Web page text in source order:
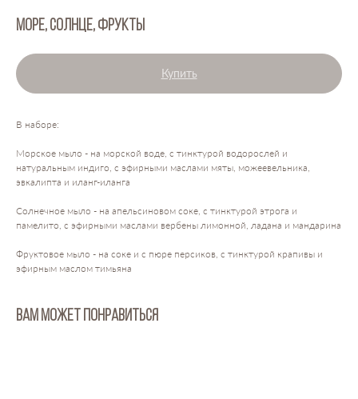
МОРЕ, СОЛНЦЕ, ФРУКТЫ
Купить
В наборе:
Морское мыло - на морской воде, с тинктурой водорослей и
натуральным индиго, с эфирными маслами мяты, можеевельника,
эвкалипта и иланг-иланга
Солнечное мыло - на апельсиновом соке, с тинктурой этрога и
памелито, с эфирными маслами вербены лимонной, ладана и мандарина
Фруктовое мыло - на соке и с пюре персиков, с тинктурой крапивы и
эфирным маслом тимьяна
ВАМ МОЖЕТ ПОНРАВИТЬСЯ